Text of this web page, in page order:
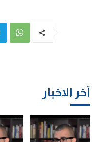
آخر الاخبار